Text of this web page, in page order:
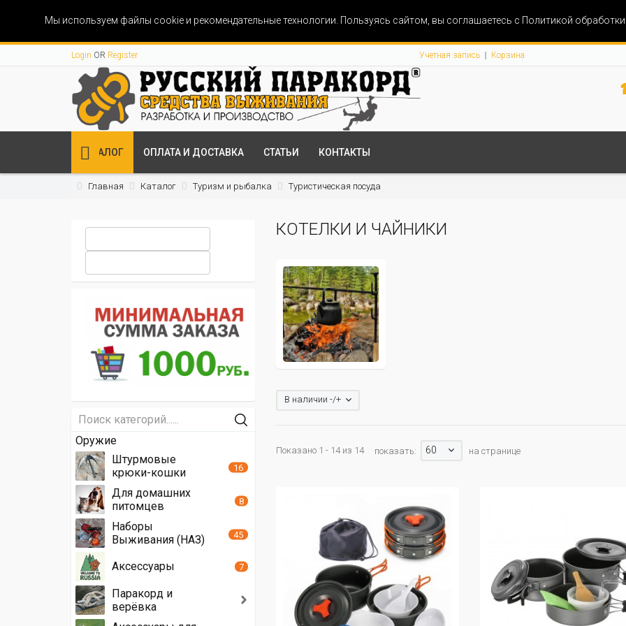
Мы используем файлы cookie и рекомендательные технологии. Пользуясь сайтом, вы соглашаетесь с Политикой
Login OR Register Учетная запись Корзина
КАТАЛОГ ОПЛАТА И ДОСТАВКА СТАТЬИ КОНТАКТЫ
Главная Каталог Туризм и рыбалка Туристическая посуда
КОТЕЛКИ И ЧАЙНИКИ
В наличии -/+
Показано 1 - 14 из 14 показать: 60 на странице
Оружие
Штурмовые
крюки-кошки
16
Для домашних
питомцев
8
Наборы
Выживания (НАЗ)
45
Аксессуары 7
Паракорд и
верёвка